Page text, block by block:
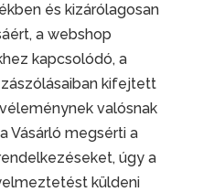
és kizárólagosan
a webshop
kapcsolódó, a
kifejtett
valósnak
Vásárló megsérti a
úgy a
küldeni